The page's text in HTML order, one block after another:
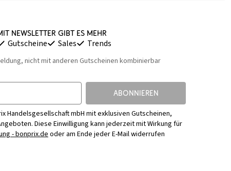
Newsletter gibt es mehr
Gutscheine Sales Trends
nicht mit anderen Gutscheinen kombinierbar
ABONNIEREN
Handelsgesellschaft mbH mit exklusiven Gutscheinen,
Diese Einwilligung kann jederzeit mit Wirkung für
- bonprix.deoder am Ende jeder E-Mail widerrufen